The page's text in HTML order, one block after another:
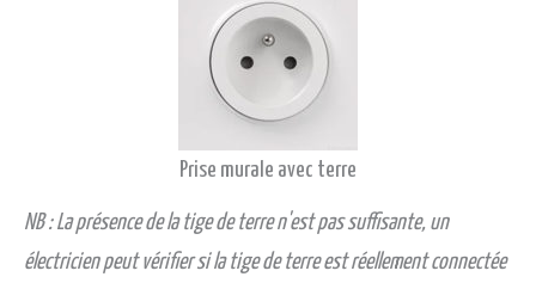
Prise murale avec terre
NB : La présence de la tige de terre n'est pas suffisante, un
électricien peut vérifier si la tige de terre est réellement connectée